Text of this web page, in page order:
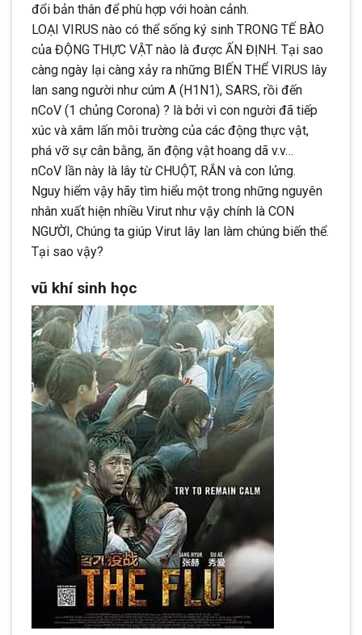
đổi bản thân để phù hợp với hoàn cảnh.
LOẠI VIRUS nào có thể sống ký sinh TRONG TẾ BÀO
của ĐỘNG THỰC VẬT nào là được ẤN ĐỊNH. Tại sao
càng ngày lại càng xảy ra những BIẾN THỂ VIRUS lây
lan sang người như cúm A (H1N1), SARS, rồi đến
nCoV (1 chủng Corona) ? là bởi vì con người đã tiếp
xúc và xâm lấn môi trường của các động thực vật,
phá vỡ sự cân bằng, ăn động vật hoang dã v.v…
nCoV lần này là lây từ CHUỘT, RẮN và con lửng.
Nguy hiểm vậy hãy tìm hiểu một trong những nguyên
nhân xuất hiện nhiều Virut như vậy chính là CON
NGƯỜI, Chúng ta giúp Virut lây lan làm chúng biến thể.
Tại sao vậy?
vũ khí sinh học